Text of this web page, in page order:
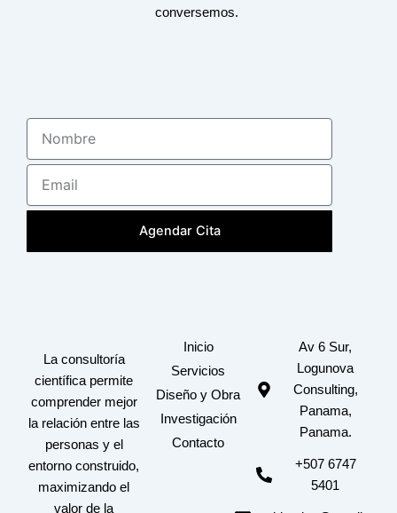
conversemos.
Nombre
Email
Agendar Cita
La consultoría
científica permite
comprender mejor
la relación entre las
personas y el
entorno construido,
maximizando el
valor de la
Inicio
Servicios
Diseño y Obra
Investigación
Contacto
Av 6 Sur,
Logunova
Consulting,
Panama,
Panama.
+507 6747
5401